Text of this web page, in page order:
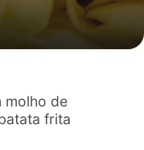
molho de
frita